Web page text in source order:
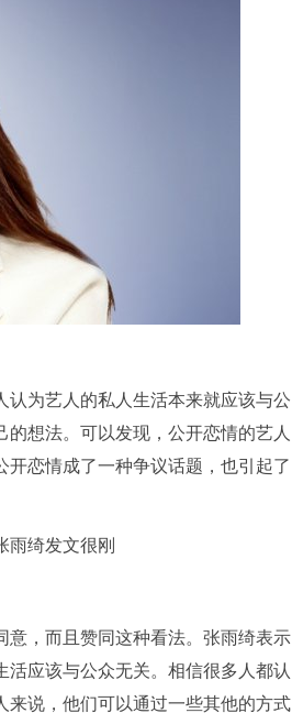
为艺人的私人生活本来就应该与公
想法。可以发现，公开恋情的艺人
恋情成了一种争议话题，也引起了
意，而且赞同这种看法。张雨绮表示
应该与公众无关。相信很多人都认
来说，他们可以通过一些其他的方式